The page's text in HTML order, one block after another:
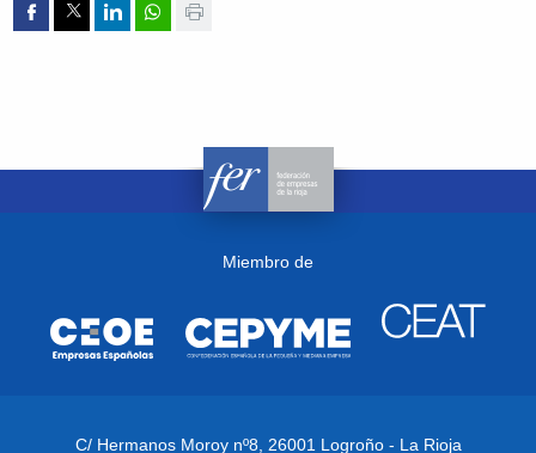
Compartir por Facebook
Compartir por Twitter
Compartir por Linkedin
Compartir por whatsapp
Imprimir
Miembro de
C/ Hermanos Moroy nº8, 26001 Logroño - La Rioja